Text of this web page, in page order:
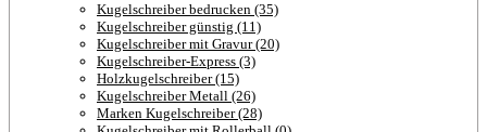
Kugelschreiber bedrucken (35)
Kugelschreiber günstig (11)
Kugelschreiber mit Gravur (20)
Kugelschreiber-Express (3)
Holzkugelschreiber (15)
Kugelschreiber Metall (26)
Marken Kugelschreiber (28)